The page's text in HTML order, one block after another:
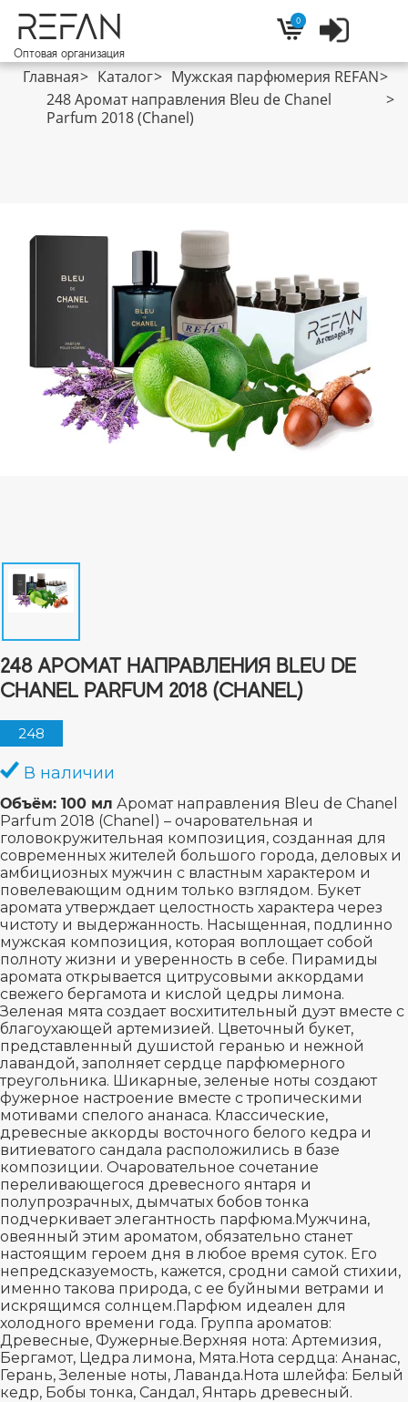
REFAN
Оптовая организация
Корзина
0 Войти
Главная Каталог
Мужская парфюмерия REFAN
248 Аромат направления Bleu de Chanel
Parfum 2018 (Chanel)
248 АРОМАТ НАПРАВЛЕНИЯ BLEU DE
CHANEL PARFUM 2018 (CHANEL)
248
В наличии
Объём: 100 мл Аромат направления Bleu de Chanel
Parfum 2018 (Chanel) – очаровательная и
головокружительная композиция, созданная для
современных жителей большого города, деловых и
амбициозных мужчин с властным характером и
повелевающим одним только взглядом. Букет
аромата утверждает целостность характера через
чистоту и выдержанность. Насыщенная, подлинно
мужская композиция, которая воплощает собой
полноту жизни и уверенность в себе. Пирамиды
аромата открывается цитрусовыми аккордами
свежего бергамота и кислой цедры лимона.
Зеленая мята создает восхитительный дуэт вместе с
благоухающей артемизией. Цветочный букет,
представленный душистой геранью и нежной
лавандой, заполняет сердце парфюмерного
треугольника. Шикарные, зеленые ноты создают
фужерное настроение вместе с тропическими
мотивами спелого ананаса. Классические,
древесные аккорды восточного белого кедра и
витиеватого сандала расположились в базе
композиции. Очаровательное сочетание
переливающегося древесного янтаря и
полупрозрачных, дымчатых бобов тонка
подчеркивает элегантность парфюма.Мужчина,
овеянный этим ароматом, обязательно станет
настоящим героем дня в любое время суток. Его
непредсказуемость, кажется, сродни самой стихии,
именно такова природа, с ее буйными ветрами и
искрящимся солнцем.Парфюм идеален для
холодного времени года. Группа ароматов:
Древесные, Фужерные.Верхняя нота: Артемизия,
Бергамот, Цедра лимона, Мята.Нота сердца: Ананас,
Герань, Зеленые ноты, Лаванда.Нота шлейфа: Белый
кедр, Бобы тонка, Сандал, Янтарь древесный.